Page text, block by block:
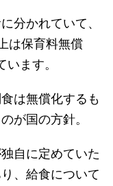
分かれていて、
は保育料無償
ます。
は無償化するも
が国の方針。
自に定めていた
、給食について